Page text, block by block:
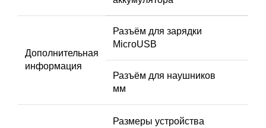
Дополнительная
информация
Разъём для зарядки
MicгoUSB
Разъём для наушников 3,5
мм
Размеры устройства